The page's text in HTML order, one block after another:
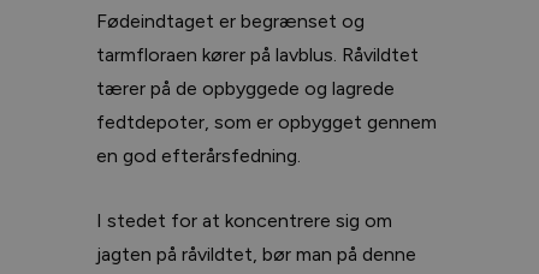
Fødeindtaget er begrænset og
tarmfloraen kører på lavblus. Råvildtet
tærer på de opbyggede og lagrede
fedtdepoter, som er opbygget gennem
en god efterårsfedning.
I stedet for at koncentrere sig om
jagten på råvildtet, bør man på denne